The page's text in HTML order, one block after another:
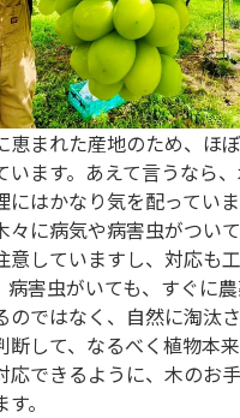
恵まれた産地のため、ほ
います。あえて言うなら
にはかなり気を配ってい
々に病気や病害虫がつい
意していますし、対応も
病害虫がいても、すぐに
のではなく、自然に淘汰
断して、なるべく植物本
応できるように、木のお
。